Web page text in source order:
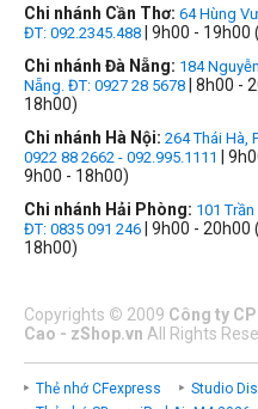
Chi nhánh Cần Thơ: 64 Hùng
ĐT: 092.2345.488 | 9h00 -
Chi nhánh Đà Nẵng: 184
Nẵng. ĐT: 0927 28 5678 | 8h00 -
18h00)
Chi nhánh Hà Nội: 264 Thái Hà,
0922 88 2662 - 092.995.1111
|
9h00 - 18h00)
Chi nhánh Hải Phòng: 101
ĐT: 0835 091 246 | 9h00 - 20h00
18h00)
Copyrights © 2009 Công ty
Cao - zShop.vn All Rights
Thẻ nhớ CFexpress Studio